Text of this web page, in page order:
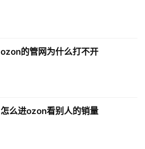
ozon的管网为什么打不开
怎么进ozon看别人的销量